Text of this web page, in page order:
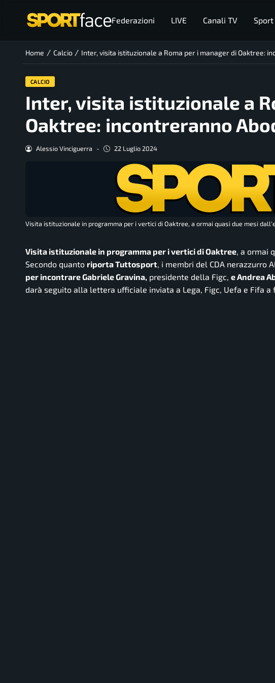
Federazioni LIVE Canali TV Sport
Home / Calcio / Inter, visita istituzionale a Roma per i manager di Oaktree:
CALCIO
Inter, visita istituzionale a
Oaktree: incontreranno
Alessio Vinciguerra - 22 Luglio 2024
Visita istituzionale in programma per i vertici di Oaktree, a ormai quasi due mesi
Visita istituzionale in programma per i vertici di Oaktree, a ormai
Secondo quanto riporta Tuttosport, i membri del CDA nerazzurro
per incontrare Gabriele Gravina, presidente della Figc, e Andrea
darà seguito alla lettera ufficiale inviata a Lega, Figc, Uefa e Fifa a